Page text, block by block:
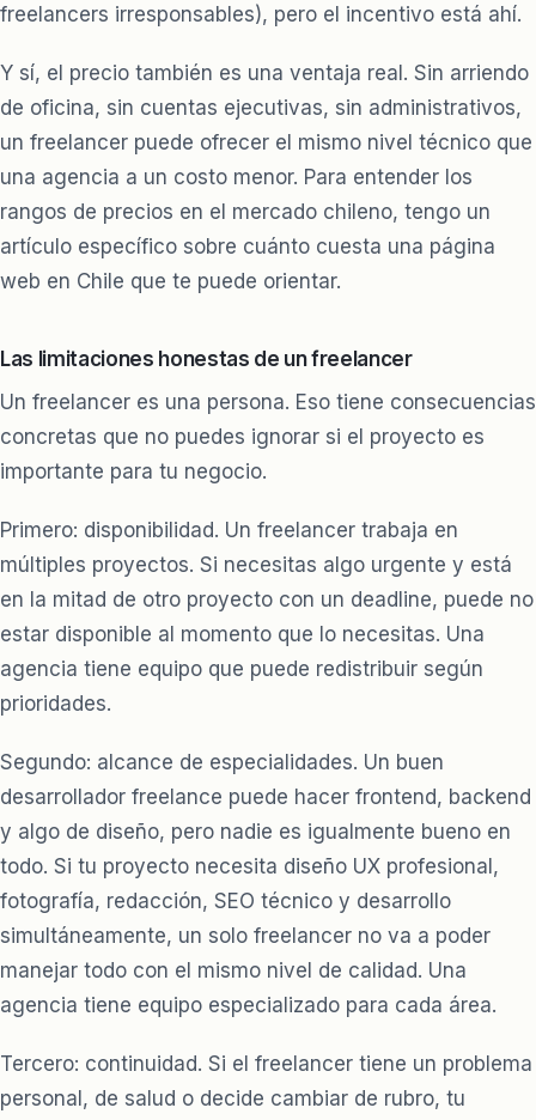
freelancers irresponsables), pero el incentivo está ahí.
Y sí, el precio también es una ventaja real. Sin arriendo
de oficina, sin cuentas ejecutivas, sin administrativos,
un freelancer puede ofrecer el mismo nivel técnico que
una agencia a un costo menor. Para entender los
rangos de precios en el mercado chileno, tengo un
artículo específico sobre cuánto cuesta una página
web en Chile que te puede orientar.
Las limitaciones honestas de un freelancer
Un freelancer es una persona. Eso tiene consecuencias
concretas que no puedes ignorar si el proyecto es
importante para tu negocio.
Primero: disponibilidad. Un freelancer trabaja en
múltiples proyectos. Si necesitas algo urgente y está
en la mitad de otro proyecto con un deadline, puede no
estar disponible al momento que lo necesitas. Una
agencia tiene equipo que puede redistribuir según
prioridades.
Segundo: alcance de especialidades. Un buen
desarrollador freelance puede hacer frontend, backend
y algo de diseño, pero nadie es igualmente bueno en
todo. Si tu proyecto necesita diseño UX profesional,
fotografía, redacción, SEO técnico y desarrollo
simultáneamente, un solo freelancer no va a poder
manejar todo con el mismo nivel de calidad. Una
agencia tiene equipo especializado para cada área.
Tercero: continuidad. Si el freelancer tiene un problema
personal, de salud o decide cambiar de rubro, tu